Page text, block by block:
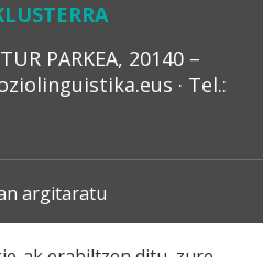
PARKEA, 20140 –
· Tel.:
argitaratu
Oharra